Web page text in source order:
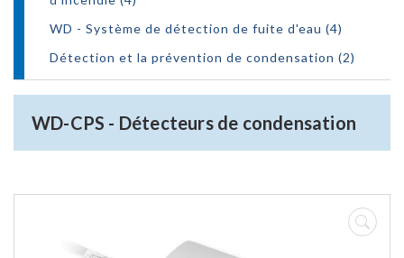
WD - Système de détection de fuite d'eau (4)
Détection et la prévention de condensation (2)
WD-CPS - Détecteurs de condensation